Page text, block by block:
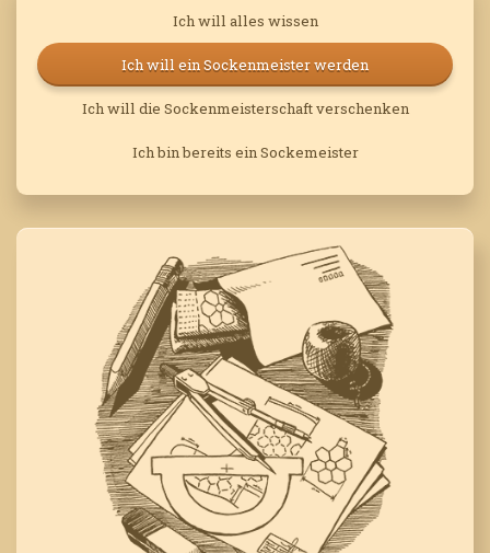
Ich will alles wissen
Ich will ein Sockenmeister werden
Ich will die Sockenmeisterschaft verschenken
Ich bin bereits ein Sockemeister